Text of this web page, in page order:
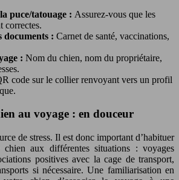
puce/tatouage : Assurez-vous que les
correctes.
documents : Carnet de santé, vaccinations,
: Nom du chien, nom du propriétaire,
code sur le collier renvoyant vers un profil
au voyage : en douceur
de stress. Il est donc important d’habituer
chien aux différentes situations : voyages
positives avec la cage de transport,
si nécessaire. Une familiarisation en